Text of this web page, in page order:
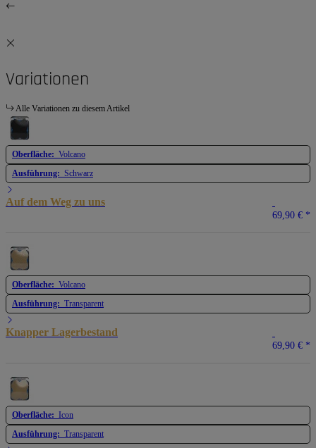
Variationen
Alle Variationen zu diesem Artikel
Oberfläche: Volcano
Ausführung: Schwarz
Auf dem Weg zu uns
69,90 € *
Oberfläche: Volcano
Ausführung: Transparent
Knapper Lagerbestand
69,90 € *
Oberfläche: Icon
Ausführung: Transparent